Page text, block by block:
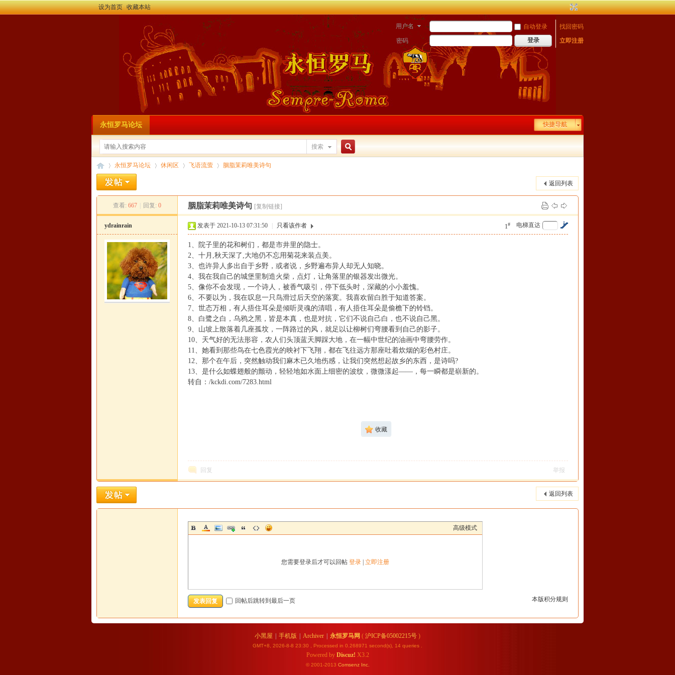
设为首页 收藏本站
用户名 自动登录
找回密码
密码
登录 立即注册
快捷导航
永恒罗马论坛
搜索
马
永恒罗马论坛
›
休闲区 飞语流萤
›
胭脂茉莉唯美诗句
返回列表
查看: 667 回复: 0 胭脂茉莉唯美诗句 [复制链接]
ydrainrain 电梯直达
1#
发表于 2021-10-13 07:31:50 只看该作者
1、院子里的花和树们，都是市井里的隐士。
2、十月,秋天深了,大地仍不忘用菊花来装点美。
3、也许异人多出自于乡野，或者说，乡野遍布异人却无人知晓。
4、我在我自己的城堡里制造火柴，点灯，让角落里的银器发出微光。
5、像你不会发现，一个诗人，被香气吸引，停下低头时，深藏的小小羞愧。
6、不要以为，我在叹息一只鸟滑过后天空的落寞。我喜欢留白胜于知道答案。
7、世态万相，有人捂住耳朵是倾听灵魂的清唱，有人捂住耳朵是偷檐下的铃铛。
8、白鹭之白，乌鸦之黑，皆是本真，也是对抗，它们不说自己白，也不说自己黑。
9、山坡上散落着几座孤坟，一阵路过的风，就足以让柳树们弯腰看到自己的影子。
10、天气好的无法形容，农人们头顶蓝天脚踩大地，在一幅中世纪的油画中弯腰劳作。
11、她看到那些鸟在七色霞光的映衬下飞翔，都在飞往远方那座吐着炊烟的彩色村庄。
12、那个在午后，突然触动我们麻木已久地伤感，让我们突然想起故乡的东西，是诗吗?
13、是什么如蝶翅般的颤动，轻轻地如水面上细密的波纹，微微漾起——，每一瞬都是崭新的。
转自：/kckdi.com/7283.html
收藏
回复 举报
返回列表
高级模式
您需要登录后才可以回帖 登录 立即注册
本版积分规则
发表回复 回帖后跳转到最后一页
小黑屋 手机版 Archiver 永恒罗马网 ( 沪ICP备05002215号 )
GMT+8, 2026-8-8 23:30 , Processed in 0.268971 second(s), 14 queries .
Powered by Discuz! X3.2
© 2001-2013 Comsenz Inc.